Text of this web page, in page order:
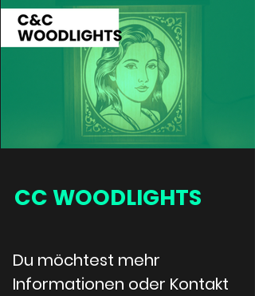
CC WOODLIGHTS
Du möchtest mehr
Informationen oder Kontakt